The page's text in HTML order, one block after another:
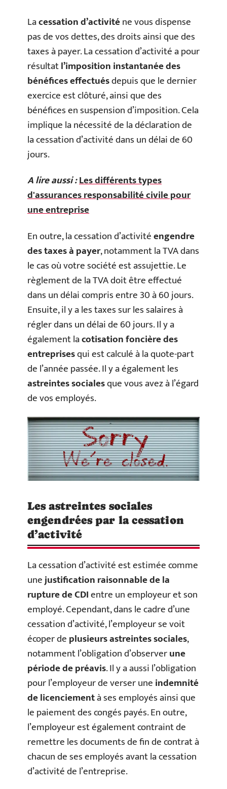
Lacessation d’activiténe vous dispense
pas de vos dettes, des droits ainsi que des
taxes à payer. La cessation d’activité a pour
résultatl’imposition instantanée des
bénéfices effectuésdepuis que le dernier
exercice est clôturé, ainsi que des
bénéfices en suspension d’imposition. Cela
implique la nécessité de la déclaration de
la cessation d’activité dans un délai de 60
jours.
A lire aussi :Les différents types
d'assurances responsabilité civile pour
une entreprise
En outre, la cessation d’activitéengendre
des taxes à payer, notamment la TVA dans
le cas où votre société est assujettie. Le
règlement de la TVA doit être effectué
dans un délai compris entre 30 à 60 jours.
Ensuite, il y a les taxes sur les salaires à
régler dans un délai de 60 jours. Il y a
également lacotisation foncière des
entreprisesqui est calculé à la quote-part
de l’année passée. Il y a également les
astreintes socialesque vous avez à l’égard
de vos employés.
Les astreintes sociales
engendrées par la cessation
d’activité
La cessation d’activité est estimée comme
unejustification raisonnable de la
rupture de CDIentre un employeur et son
employé. Cependant, dans le cadre d’une
cessation d’activité, l’employeur se voit
écoper deplusieurs astreintes sociales,
notamment l’obligation d’observerune
période de préavis. Il y a aussi l’obligation
pour l’employeur de verser uneindemnité
de licenciementà ses employés ainsi que
le paiement des congés payés. En outre,
l’employeur est également contraint de
remettre les documents de fin de contrat à
chacun de ses employés avant la cessation
d’activité de l’entreprise.